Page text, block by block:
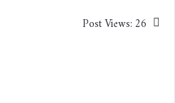
Post Views:26